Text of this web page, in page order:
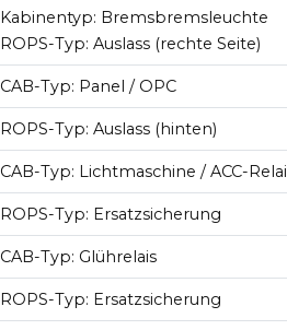
Kabinentyp: Bremsbremsleuchte
ROPS-Typ: Auslass (rechte Seite)
CAB-Typ: Panel / OPC
ROPS-Typ: Auslass (hinten)
CAB-Typ: Lichtmaschine / ACC-
ROPS-Typ: Ersatzsicherung
CAB-Typ: Glührelais
ROPS-Typ: Ersatzsicherung